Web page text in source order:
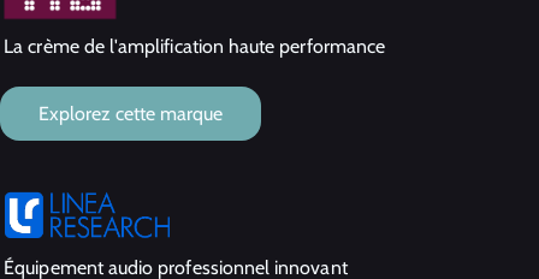
La crème de l'amplification haute performance
Explorez cette marque
Équipement audio professionnel innovant